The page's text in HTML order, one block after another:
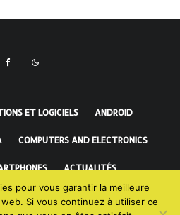
ET LOGICIELS ANDROID
COMPUTERS AND ELECTRONICS
ACTUALITÉS
INCROYABLES
pour vous garantir la meilleure
Si vous continuez à utiliser ce